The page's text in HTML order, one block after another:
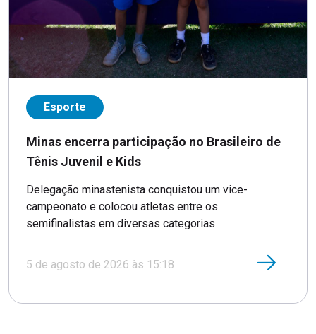
Esporte
Minas encerra participação no Brasileiro de
Tênis Juvenil e Kids
Delegação minastenista conquistou um vice-
campeonato e colocou atletas entre os
semifinalistas em diversas categorias
5 de agosto de 2026 às 15:18